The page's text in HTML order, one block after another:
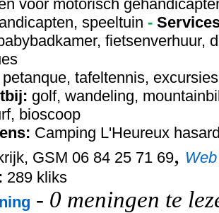
voor motorisch
speeltuin -
fietsenverhuur,
petanque, tafeltennis,
golf, wandeling,
bioscoop
Camping L'Heureux
GSM 06 84 25 71 69, Web
289 kliks
- 0 meningen te